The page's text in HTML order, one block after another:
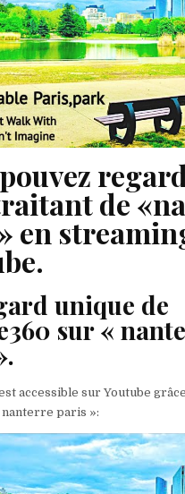
de
en
unique de
sur «
accessible sur Youtube
paris »: